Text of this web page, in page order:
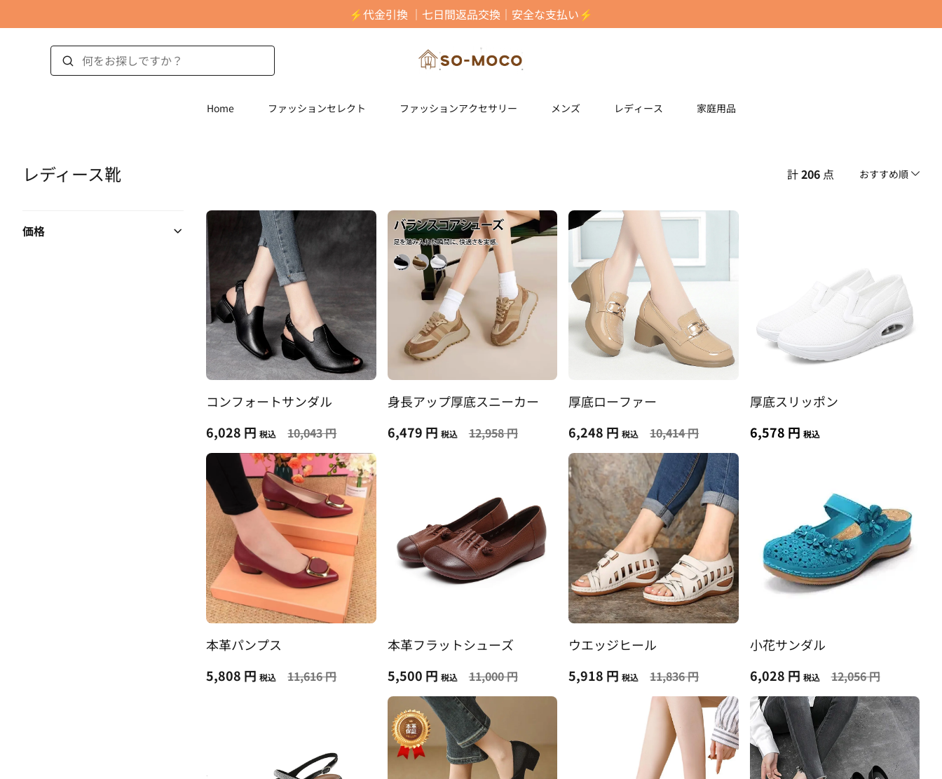
⚡️代金引換 ｜七日間返品交換｜安全な支払い⚡️
Home ファッションセレクト ファッションアクセサリー メンズ レディース 家庭用品
レディース靴 計206 点 おすすめ順
新着順
古い順
価格
コンフォートサンダル
6,028 円 税込 10,043 円
身長アップ厚底スニーカー
6,479 円 税込 12,958 円
厚底ローファー
6,248 円 税込 10,414 円
厚底スリッポン
6,578 円 税込
本革パンプス
5,808 円 税込 11,616 円
本革フラットシューズ
5,500 円 税込 11,000 円
ウエッジヒール
5,918 円 税込 11,836 円
小花サンダル
6,028 円 税込 12,056 円